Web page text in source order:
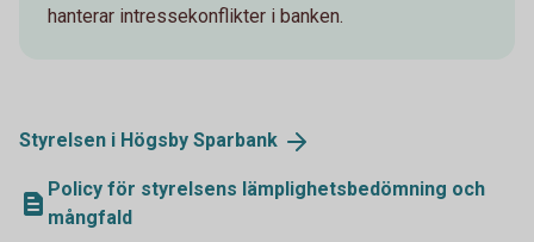
hanterar intressekonflikter i banken.
Styrelsen i Högsby Sparbank
Policy för styrelsens lämplighetsbedömning och
mångfald